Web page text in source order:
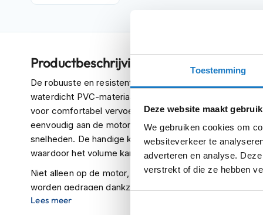
Toestemming
Deze website maakt
We gebruiken cookies om
websiteverkeer te
adverteren en analyse.
verstrekt of die ze hebben
Fietshelmen
accessoires
Vizieren
Pinlocks
Tear-
offs
Crossbrillen
Oordoppen
Onderhoud
Productbeschrijving
De robuuste en resistente Explorer WP Duffle Bag met
waterdicht PVC-materiaal, ideaal voor reizen. Extreem
voor comfortabel vervoer tijdens motorreizen dankzij
eenvoudig aan de motor kunt bevestigen, waardoor
snelheden. De handige klep laat overtollige lucht
waardoor het volume kan worden gecomprimeerd.
Niet alleen op de motor, maar ook wanneer je afstapt,
worden gedragen dankzij het handige handvat en de
je schouders kunt dragen. Deze kenmerken maken het
Lees meer